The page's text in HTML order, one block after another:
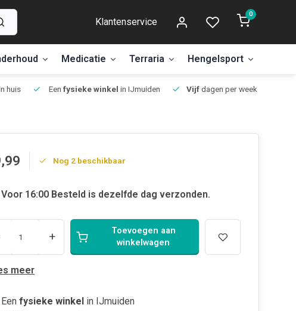
Klantenservice
0
Medicatie Terraria Hengelsport
huis Een fysieke winkel in IJmuiden Vijfdagen per week open.
Nog 2 beschikbaar
Voor 16:00 Besteld is dezelfde dag verzonden.
+
Toevoegen aan
winkelwagen
meer
Een fysieke winkel in IJmuiden